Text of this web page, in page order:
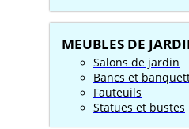
MEUBLES DE
Salons de jardin
Bancs et
Fauteuils
Statues et bustes